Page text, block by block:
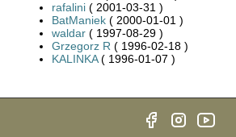
rafalini ( 2001-03-31 )
BatManiek ( 2000-01-01 )
waldar ( 1997-08-29 )
Grzegorz R ( 1996-02-18 )
KALINKA( 1996-01-07 )